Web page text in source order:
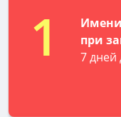
1
при
7 дней